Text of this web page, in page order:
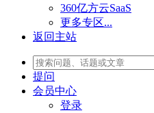
360亿方云SaaS
更多专区...
返回主站
提问
会员中心
登录